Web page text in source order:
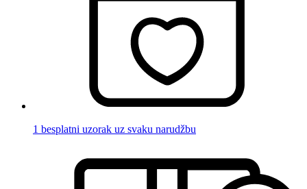
1 besplatni uzorak uz svaku narudžbu